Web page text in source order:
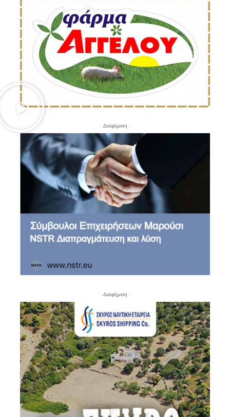
- Διαφήμιση -
- Διαφήμιση -